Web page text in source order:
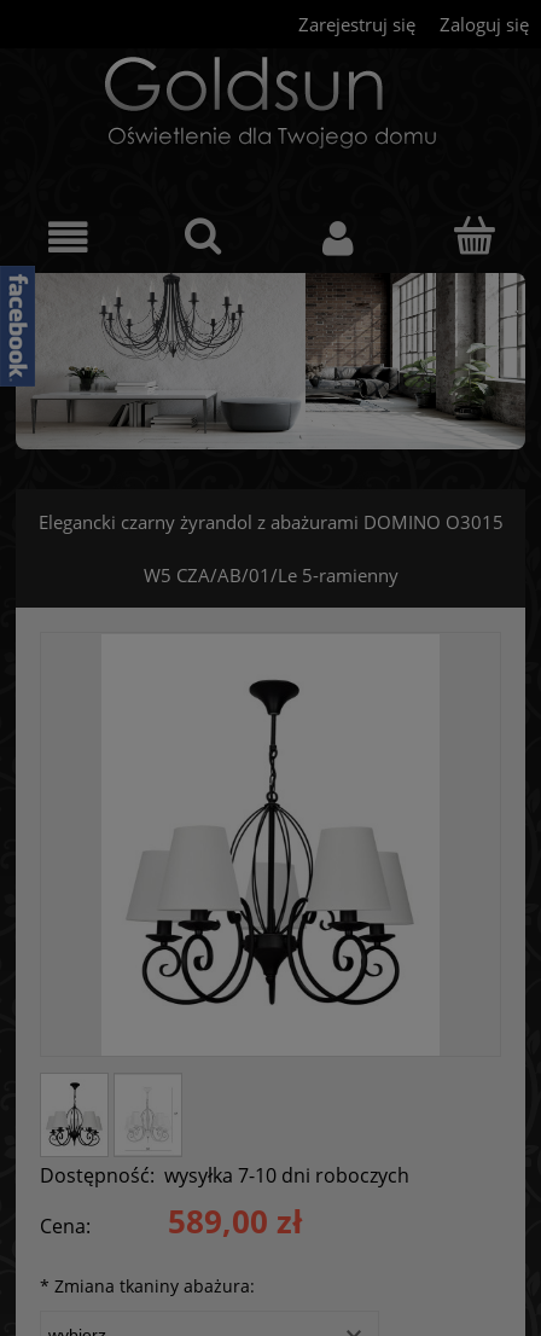
Zarejestruj się Zaloguj się
Elegancki czarny żyrandol z abażurami DOMINO O3015
W5 CZA/AB/01/Le 5-ramienny
Dostępność: wysyłka 7-10 dni roboczych
Cena:
589,00 zł
* Zmiana tkaniny abażura: